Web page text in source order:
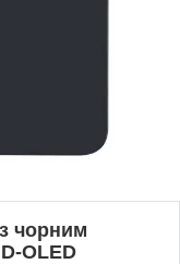
чорним
OLED